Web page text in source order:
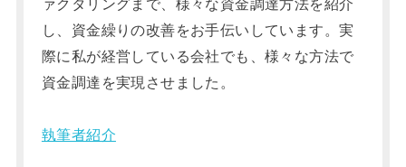
ァクタリングまで、様々な資金調達方法を紹介
し、資金繰りの改善をお手伝いしています。実
際に私が経営している会社でも、様々な方法で
資金調達を実現させました。
執筆者紹介